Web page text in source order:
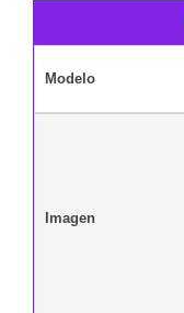
Modelo
Imagen